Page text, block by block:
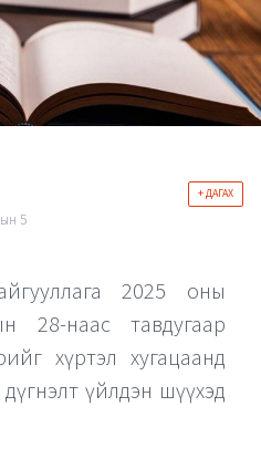
+ ДАГАХ
5
2025 оны
28-наас тавдугаар
хүртэл хугацаанд
дүгнэлт үйлдэн шүүхэд